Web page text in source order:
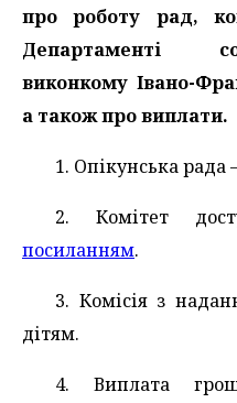
про роботу рад,
Департаменті
виконкому Івано-
а також про виплати.
1. Опікунська рада
2. Комітет
посиланням.
3. Комісія з
дітям.
4. Виплата